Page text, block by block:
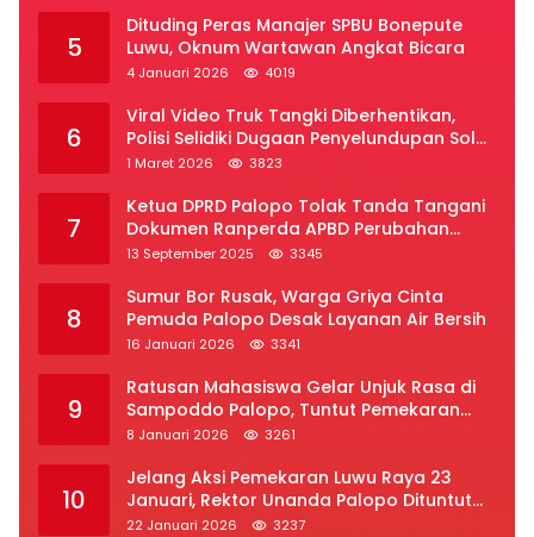
5
Dituding Peras Manajer SPBU Bonepute
Luwu, Oknum Wartawan Angkat Bicara
4 Januari 2026 4019
6
Viral Video Truk Tangki Diberhentikan,
Polisi Selidiki Dugaan Penyelundupan Solar
Subsidi di Palopo
1 Maret 2026 3823
7
Ketua DPRD Palopo Tolak Tanda Tangani
Dokumen Ranperda APBD Perubahan
2025
13 September 2025 3345
8
Sumur Bor Rusak, Warga Griya Cinta
Pemuda Palopo Desak Layanan Air Bersih
16 Januari 2026 3341
9
Ratusan Mahasiswa Gelar Unjuk Rasa di
Sampoddo Palopo, Tuntut Pemekaran
Provinsi Luwu Raya
8 Januari 2026 3261
10
Jelang Aksi Pemekaran Luwu Raya 23
Januari, Rektor Unanda Palopo Dituntut
Liburkan Mahasiswa
22 Januari 2026 3237